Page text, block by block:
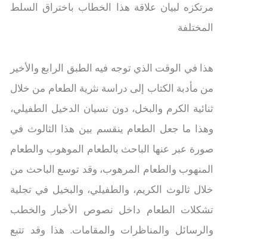
مرتكزه لبيان علاقة هذا الخطاب باختراق السلط
المختلفة
هذا في الوقت الذي توجه فيه الطبق الرابع والأخير
من مأدبة الكتاب إلى دراسة نثرية الطعام من خلال
ثنائية الكرم والبخل، دون نسيان الدخيل الطفيلي،
وهذا ما جعل الطعام ينقسم بين هذا الثالوث في
صورة عبر عنها الباحث بالطعام الموهوب والطعام
المنهوب والطعام المرهوب، وقد توسع الباحث من
خلال ثالوث الكريم، والطفيلي، والبخيل في تجلية
تشكلات الطعام داخل نصوص الأخبار والخطب
والرسائل والمناظرات والمقامات. هذا وقد تتبع